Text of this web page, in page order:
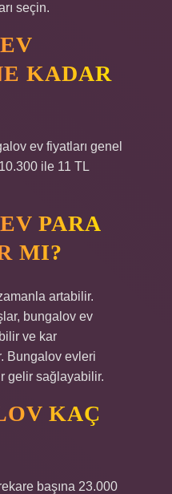
seçin.
KADAR
ev fiyatları genel
ile 11 TL
PARA
MI?
artabilir.
bungalov ev
ve kar
Bungalov evleri
gelir sağlayabilir.
KAÇ
başına 23.000